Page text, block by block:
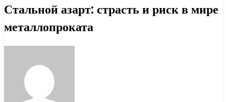
Стальной азарт: страсть и риск в мире
металлопроката